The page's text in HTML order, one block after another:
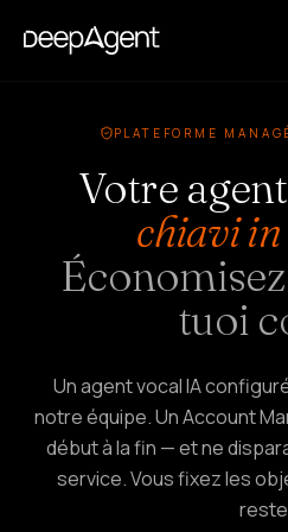
cas
Comparaisons
Comparatif
Guides,
cas
et
tendances
PLATEFORME
Votre
chiavi
tuoi
Un agent vocal IA
notre équipe. Un Account
début à la fin — et ne
service. Vous fixez les